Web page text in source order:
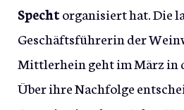
Spechtorganisiert hat. Die
Geschäftsführerin der
Mittlerhein geht im März in
Über ihre Nachfolge